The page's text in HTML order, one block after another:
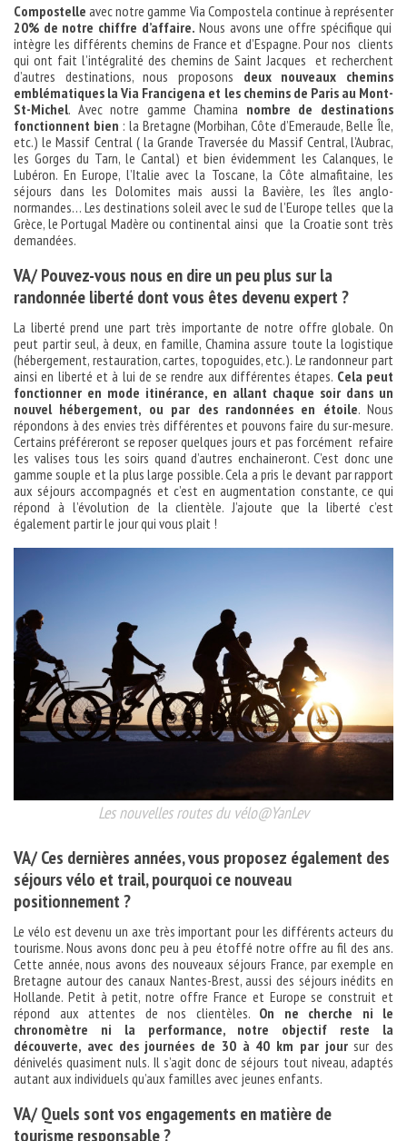
Compostelle avec notre gamme Via Compostela continue à représenter
20% de notre chiffre d’affaire. Nous avons une offre spécifique qui
intègre les différents chemins de France et d’Espagne. Pour nos clients
qui ont fait l’intégralité des chemins de Saint Jacques et recherchent
d’autres destinations, nous proposons deux nouveaux chemins
emblématiques la Via Francigena et les chemins de Paris au Mont-
St-Michel. Avec notre gamme Chamina nombre de destinations
fonctionnent bien : la Bretagne (Morbihan, Côte d’Emeraude, Belle Île,
etc.) le Massif Central ( la Grande Traversée du Massif Central, l’Aubrac,
les Gorges du Tarn, le Cantal) et bien évidemment les Calanques, le
Lubéron. En Europe, l’Italie avec la Toscane, la Côte almafitaine, les
séjours dans les Dolomites mais aussi la Bavière, les îles anglo-
normandes… Les destinations soleil avec le sud de l’Europe telles que la
Grèce, le Portugal Madère ou continental ainsi que la Croatie sont très
demandées.
VA/ Pouvez-vous nous en dire un peu plus sur la
randonnée liberté dont vous êtes devenu expert ?
La liberté prend une part très importante de notre offre globale. On
peut partir seul, à deux, en famille, Chamina assure toute la logistique
(hébergement, restauration, cartes, topoguides, etc.). Le randonneur part
ainsi en liberté et à lui de se rendre aux différentes étapes. Cela peut
fonctionner en mode itinérance, en allant chaque soir dans un
nouvel hébergement, ou par des randonnées en étoile. Nous
répondons à des envies très différentes et pouvons faire du sur-mesure.
Certains préféreront se reposer quelques jours et pas forcément refaire
les valises tous les soirs quand d’autres enchaineront. C’est donc une
gamme souple et la plus large possible. Cela a pris le devant par rapport
aux séjours accompagnés et c’est en augmentation constante, ce qui
répond à l’évolution de la clientèle. J’ajoute que la liberté c’est
également partir le jour qui vous plait !
Les nouvelles routes du vélo@YanLev
VA/ Ces dernières années, vous proposez également des
séjours vélo et trail, pourquoi ce nouveau
positionnement ?
Le vélo est devenu un axe très important pour les différents acteurs du
tourisme. Nous avons donc peu à peu étoffé notre offre au fil des ans.
Cette année, nous avons des nouveaux séjours France, par exemple en
Bretagne autour des canaux Nantes-Brest, aussi des séjours inédits en
Hollande. Petit à petit, notre offre France et Europe se construit et
répond aux attentes de nos clientèles. On ne cherche ni le
chronomètre ni la performance, notre objectif reste la
découverte, avec des journées de 30 à 40 km par joursur des
dénivelés quasiment nuls. Il s’agit donc de séjours tout niveau, adaptés
autant aux individuels qu’aux familles avec jeunes enfants.
VA/ Quels sont vos engagements en matière de
tourisme responsable ?